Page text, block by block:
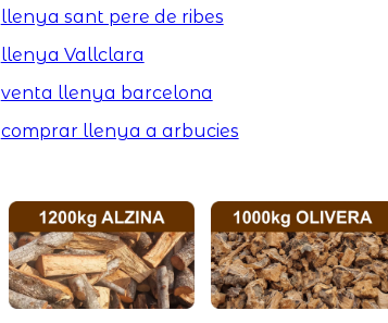
llenya sant pere de ribes
llenya Vallclara
venta llenya barcelona
comprar llenya a arbucies